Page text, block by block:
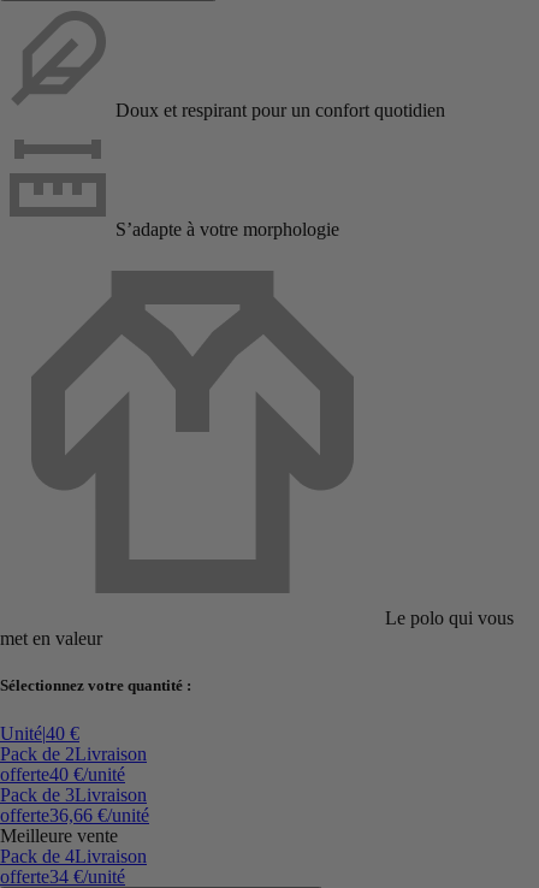
Doux et respirant pour un confort quotidien
S’adapte à votre morphologie
Le polo qui vous
met en valeur
Sélectionnez votre quantité :
Unité|40 €
Pack de 2Livraison
offerte40 €/unité
Pack de 3Livraison
offerte36,66 €/unité
Meilleure vente
Pack de 4Livraison
offerte34 €/unité